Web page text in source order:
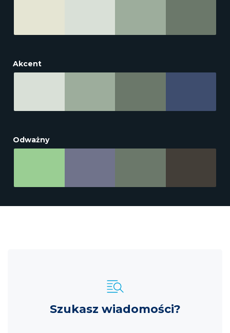
Akcent
Odważny
Szukasz wiadomości?